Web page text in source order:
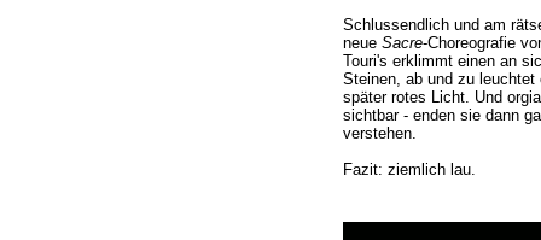
Schlussendlich und am
neue Sacre-Choreografie
Touri's erklimmt einen an
Steinen, ab und zu
später rotes Licht. Und
sichtbar - enden sie dann
verstehen.
Fazit: ziemlich lau.